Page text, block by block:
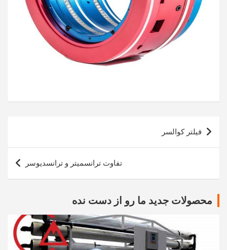
راهبری
نوشته
فیلتر کوالسر
تفاوت ترانسمیتر و ترانسدیوسر
محصولات جدید ما رو از دست نده